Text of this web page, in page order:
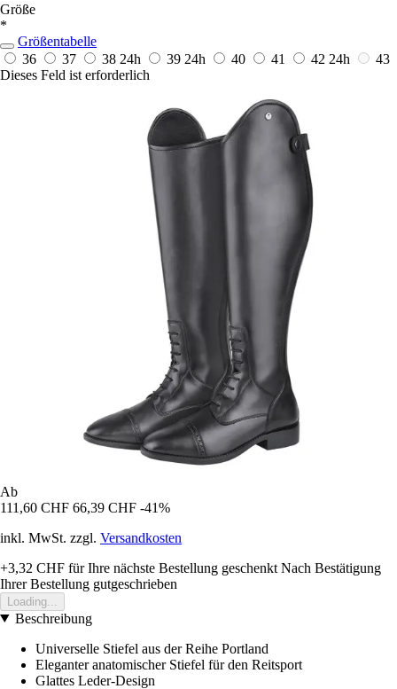
Größe
*
Größentabelle
36
37 38 24h 39 24h 40 41 42 24h
43
Dieses Feld ist erforderlich
Ab
111,60 CHF 66,39 CHF -41%
inkl. MwSt. zzgl. Versandkosten
+3,32 CHF für Ihre nächste Bestellung geschenkt Nach Bestätigung
Ihrer Bestellung gutgeschrieben
Loading...
Beschreibung
Universelle Stiefel aus der Reihe Portland
Eleganter anatomischer Stiefel für den Reitsport
Glattes Leder-Design